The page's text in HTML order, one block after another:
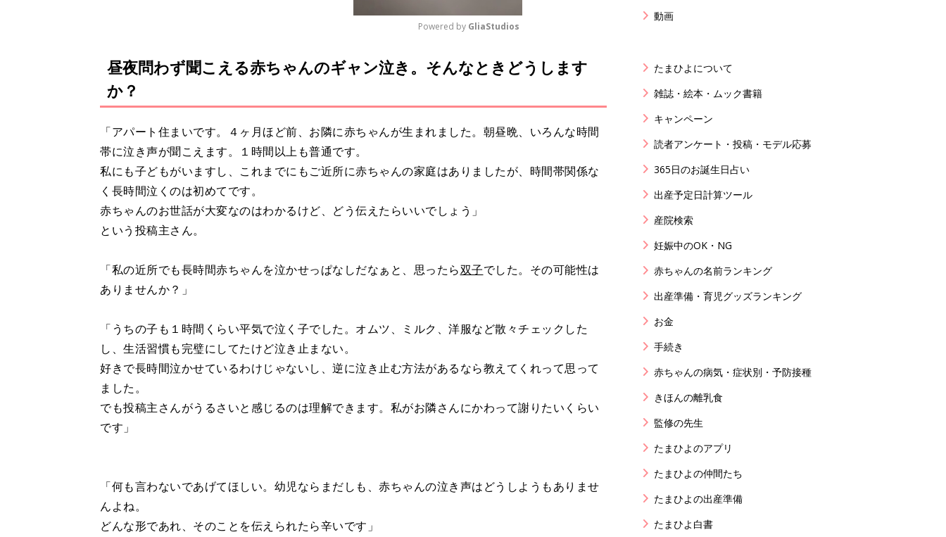
M
t
e
Powered by GliaStudios
昼夜問わず聞こえる赤ちゃんのギャン泣き。そんなときどうします
か？
「アパート住まいです。４ヶ月ほど前、お隣に赤ちゃんが生まれました。朝昼晩、いろんな時間
帯に泣き声が聞こえます。１時間以上も普通です。
私にも子どもがいますし、これまでにもご近所に赤ちゃんの家庭はありましたが、時間帯関係な
く長時間泣くのは初めてです。
赤ちゃんのお世話が大変なのはわかるけど、どう伝えたらいいでしょう」
という投稿主さん。
「私の近所でも長時間赤ちゃんを泣かせっぱなしだなぁと、思ったら双子でした。その可能性は
ありませんか？」
「うちの子も１時間くらい平気で泣く子でした。オムツ、ミルク、洋服など散々チェックした
し、生活習慣も完璧にしてたけど泣き止まない。
好きで長時間泣かせているわけじゃないし、逆に泣き止む方法があるなら教えてくれって思って
ました。
でも投稿主さんがうるさいと感じるのは理解できます。私がお隣さんにかわって謝りたいくらい
です」
「何も言わないであげてほしい。幼児ならまだしも、赤ちゃんの泣き声はどうしようもありませ
んよね。
どんな形であれ、そのことを伝えられたら辛いです」
動画
たまひよについて
雑誌・絵本・ムック書籍
キャンペーン
読者アンケート・投稿・モデル応募
365日のお誕生日占い
出産予定日計算ツール
産院検索
妊娠中のOK・NG
赤ちゃんの名前ランキング
出産準備・育児グッズランキング
お金
手続き
赤ちゃんの病気・症状別・予防接種
きほんの離乳食
監修の先生
たまひよのアプリ
たまひよの仲間たち
たまひよの出産準備
たまひよ白書